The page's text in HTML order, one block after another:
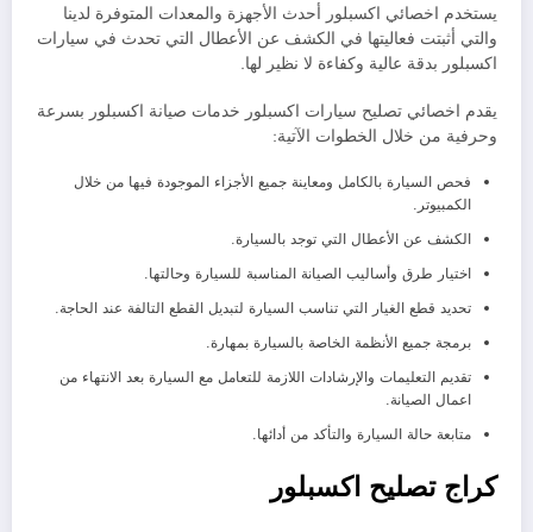
يستخدم اخصائي اكسبلور أحدث الأجهزة والمعدات المتوفرة لدينا
والتي أثبتت فعاليتها في الكشف عن الأعطال التي تحدث في سيارات
اكسبلور بدقة عالية وكفاءة لا نظير لها.
يقدم اخصائي تصليح سيارات اكسبلور خدمات صيانة اكسبلور بسرعة
وحرفية من خلال الخطوات الآتية:
فحص السيارة بالكامل ومعاينة جميع الأجزاء الموجودة فيها من خلال
الكمبيوتر.
الكشف عن الأعطال التي توجد بالسيارة.
اختيار طرق وأساليب الصيانة المناسبة للسيارة وحالتها.
تحديد قطع الغيار التي تناسب السيارة لتبديل القطع التالفة عند الحاجة.
برمجة جميع الأنظمة الخاصة بالسيارة بمهارة.
تقديم التعليمات والإرشادات اللازمة للتعامل مع السيارة بعد الانتهاء من
اعمال الصيانة.
متابعة حالة السيارة والتأكد من أدائها.
كراج تصليح اكسبلور